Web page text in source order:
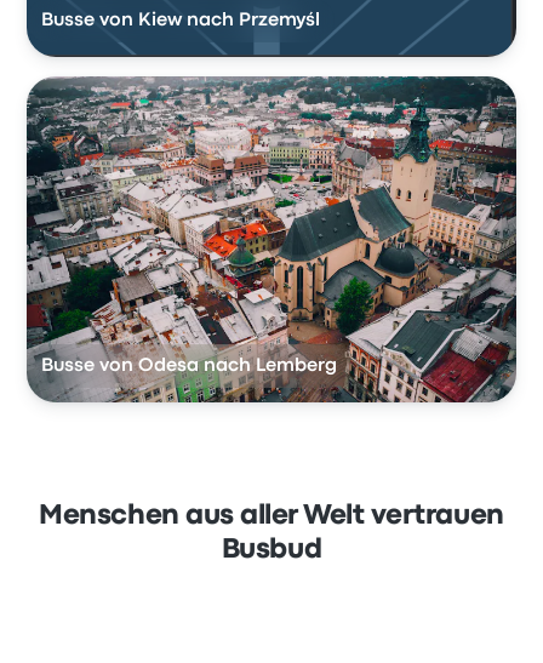
Busse von Kiew nach Przemyśl
Busse von Odesa nach Lemberg
Menschen aus aller Welt vertrauen
Busbud